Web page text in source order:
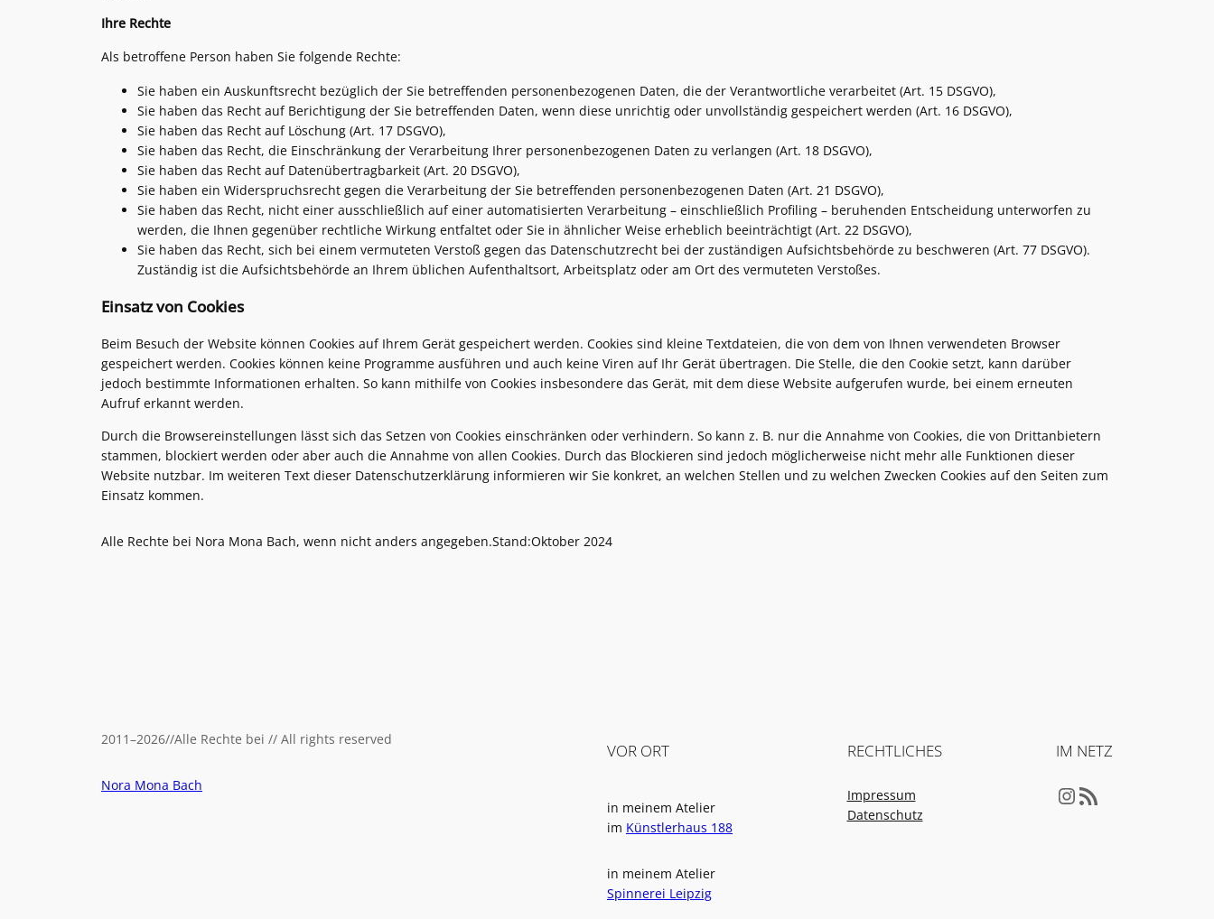
Ihre Rechte
Als betroffene Person haben Sie folgende Rechte:
Sie haben ein Auskunftsrecht bezüglich der Sie betreffenden personenbezogenen Daten, die der Verantwortliche verarbeitet (Art. 15 DSGVO),
Sie haben das Recht auf Berichtigung der Sie betreffenden Daten, wenn diese unrichtig oder unvollständig gespeichert werden (Art. 16 DSGVO),
Sie haben das Recht auf Löschung (Art. 17 DSGVO),
Sie haben das Recht, die Einschränkung der Verarbeitung Ihrer personenbezogenen Daten zu verlangen (Art. 18 DSGVO),
Sie haben das Recht auf Datenübertragbarkeit (Art. 20 DSGVO),
Sie haben ein Widerspruchsrecht gegen die Verarbeitung der Sie betreffenden personenbezogenen Daten (Art. 21 DSGVO),
Sie haben das Recht, nicht einer ausschließlich auf einer automatisierten Verarbeitung – einschließlich Profiling – beruhenden Entscheidung unterworfen zu
werden, die Ihnen gegenüber rechtliche Wirkung entfaltet oder Sie in ähnlicher Weise erheblich beeinträchtigt (Art. 22 DSGVO),
Sie haben das Recht, sich bei einem vermuteten Verstoß gegen das Datenschutzrecht bei der zuständigen Aufsichtsbehörde zu beschweren (Art. 77 DSGVO).
Zuständig ist die Aufsichtsbehörde an Ihrem üblichen Aufenthaltsort, Arbeitsplatz oder am Ort des vermuteten Verstoßes.
Einsatz von Cookies
Beim Besuch der Website können Cookies auf Ihrem Gerät gespeichert werden. Cookies sind kleine Textdateien, die von dem von Ihnen verwendeten Browser
gespeichert werden. Cookies können keine Programme ausführen und auch keine Viren auf Ihr Gerät übertragen. Die Stelle, die den Cookie setzt, kann darüber
jedoch bestimmte Informationen erhalten. So kann mithilfe von Cookies insbesondere das Gerät, mit dem diese Website aufgerufen wurde, bei einem erneuten
Aufruf erkannt werden.
Durch die Browsereinstellungen lässt sich das Setzen von Cookies einschränken oder verhindern. So kann z. B. nur die Annahme von Cookies, die von Drittanbietern
stammen, blockiert werden oder aber auch die Annahme von allen Cookies. Durch das Blockieren sind jedoch möglicherweise nicht mehr alle Funktionen dieser
Website nutzbar. Im weiteren Text dieser Datenschutzerklärung informieren wir Sie konkret, an welchen Stellen und zu welchen Zwecken Cookies auf den Seiten zum
Einsatz kommen.
Alle Rechte bei Nora Mona Bach, wenn nicht anders angegeben.Stand:Oktober 2024
2011–2026//Alle Rechte bei // All rights reserved
Nora Mona Bach
VOR ORT
in meinem Atelier
im Künstlerhaus 188
in meinem Atelier
Spinnerei Leipzig
RECHTLICHES
Impressum
Datenschutz
IM NETZ
InstagramRSS-Feed